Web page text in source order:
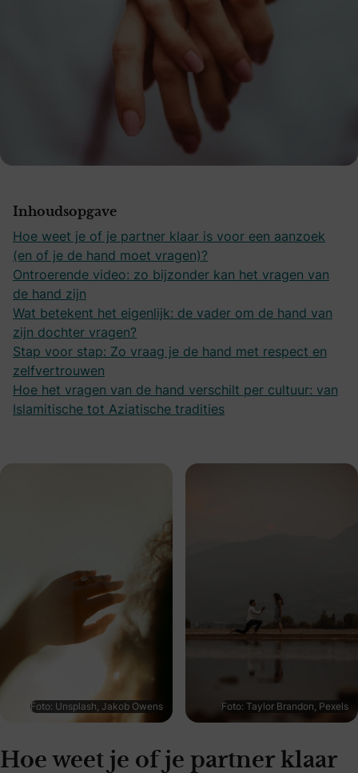
Inhoudsopgave
Hoe weet je of je partner klaar is voor een aanzoek
(en of je de hand moet vragen)?
Ontroerende video: zo bijzonder kan het vragen van
de hand zijn
Wat betekent het eigenlijk: de vader om de hand van
zijn dochter vragen?
Stap voor stap: Zo vraag je de hand met respect en
zelfvertrouwen
Hoe het vragen van de hand verschilt per cultuur: van
Islamitische tot Aziatische tradities
Foto: Unsplash, Jakob Owens Foto: Taylor Brandon, Pexels
Hoe weet je of je partner klaar